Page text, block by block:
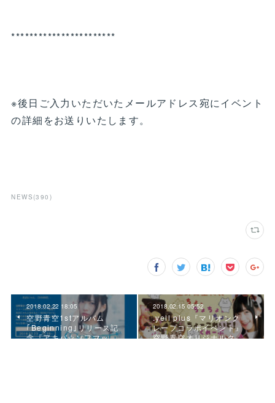
***********************
※後日ご入力いただいたメールアドレス宛にイベント
の詳細をお送りいたします。
NEWS (390 )
2018.02.22 18:05
空野青空1stアルバム
｢Beginning｣リリース記
念『アキバ☆ソフマッ…
2018.02.15 05:52
.yell plus『マリオンク
レープコラボイベント』
空野青空オリジナルク…